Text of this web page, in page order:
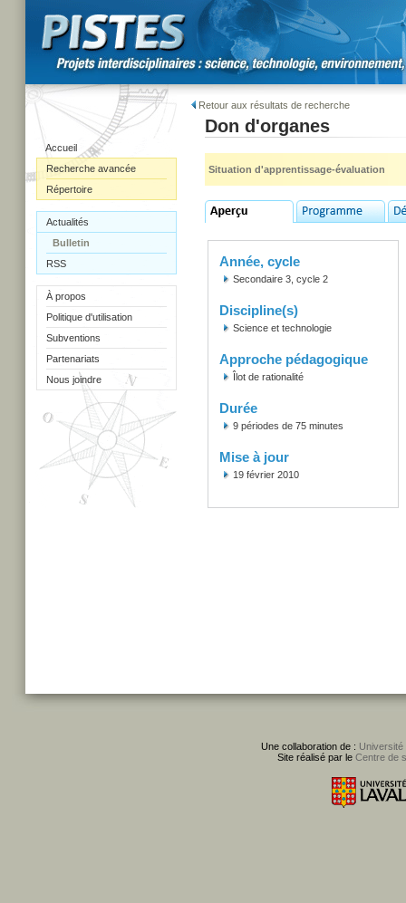
Accueil
Recherche avancée
Répertoire
Actualités
Bulletin
RSS
À propos
Politique d'utilisation
Subventions
Partenariats
Nous joindre
Retour aux résultats de recherche
Don d'organes
Situation d'apprentissage-évaluation
Année, cycle
Secondaire 3, cycle 2
Discipline(s)
Science et technologie
Approche pédagogique
Îlot de rationalité
Durée
9 périodes de 75 minutes
Mise à jour
19 février 2010
Une collaboration de : Université
Site réalisé par le Centre de